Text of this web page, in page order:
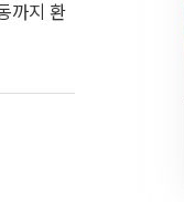
까지 환